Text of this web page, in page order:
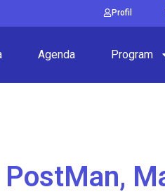
Profil
Agenda Program
PostMan,